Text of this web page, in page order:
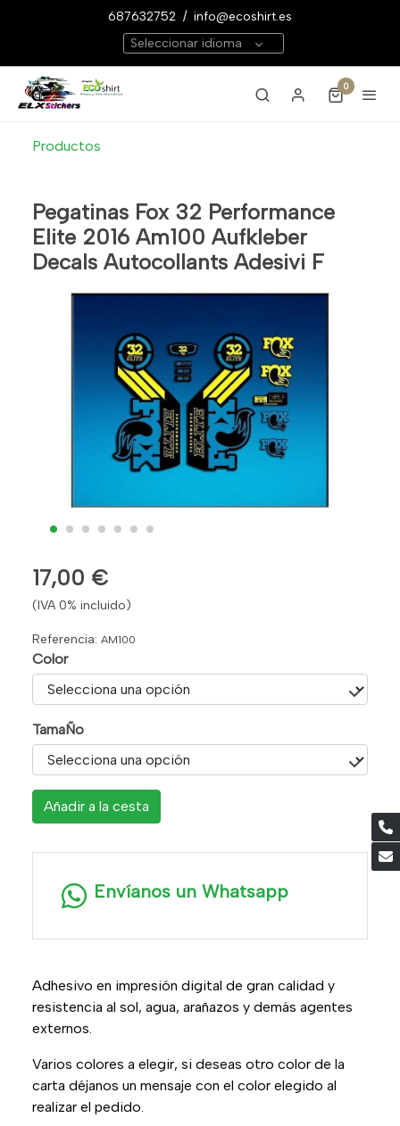
687632752 / info@ecoshirt.es
Seleccionar idioma
0
Productos
Pegatinas Fox 32 Performance
Elite 2016 Am100 Aufkleber
Decals Autocollants Adesivi F
17,00 €
(IVA 0% incluido)
Referencia: AM100
Color
TamaÑo
Añadir a la cesta
Envíanos un Whatsapp
Adhesivo en impresión digital de gran calidad y
resistencia al sol, agua, arañazos y demás agentes
externos.
Varios colores a elegir, si deseas otro color de la
carta déjanos un mensaje con el color elegido al
realizar el pedido.